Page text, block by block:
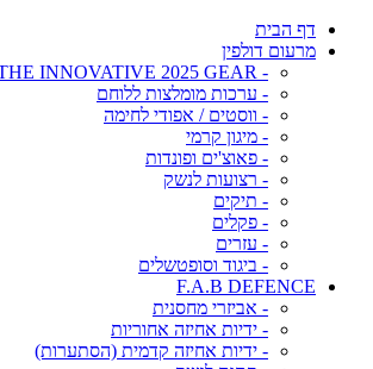
דף הבית
מרעום דולפין
- THE INNOVATIVE 2025 GEAR
- ערכות מומלצות ללוחם
- ווסטים / אפודי לחימה
- מיגון קרמי
- פאוצ'ים ופונדות
- רצועות לנשק
- תיקים
- פקלים
- עזרים
- ביגוד וסופטשלים
F.A.B DEFENCE
- אביזרי מחסנית
- ידיות אחיזה אחוריות
- ידיות אחיזה קדמית (הסתערות)